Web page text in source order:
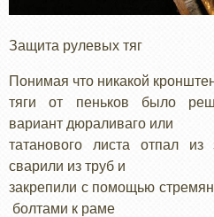
Защита рулевых тяг
Понимая что никакой
тяги от пеньков было
вариант дюраливаго или
татанового листа отпал
сварили из труб и
закрепили с помощью
болтами к раме